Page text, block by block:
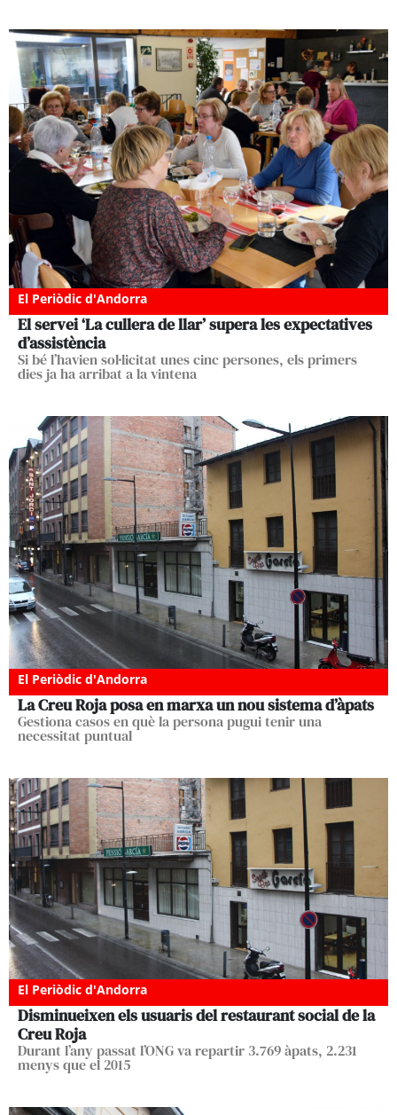
El Periòdic d'Andorra
El servei ‘La cullera de llar’ supera les expectatives
d’assistència
Si bé l’havien sol·licitat unes cinc persones, els primers
dies ja ha arribat a la vintena
El Periòdic d'Andorra
La Creu Roja posa en marxa un nou sistema d’àpats
Gestiona casos en què la persona pugui tenir una
necessitat puntual
El Periòdic d'Andorra
Disminueixen els usuaris del restaurant social de la
Creu Roja
Durant l’any passat l’ONG va repartir 3.769 àpats, 2.231
menys que el 2015